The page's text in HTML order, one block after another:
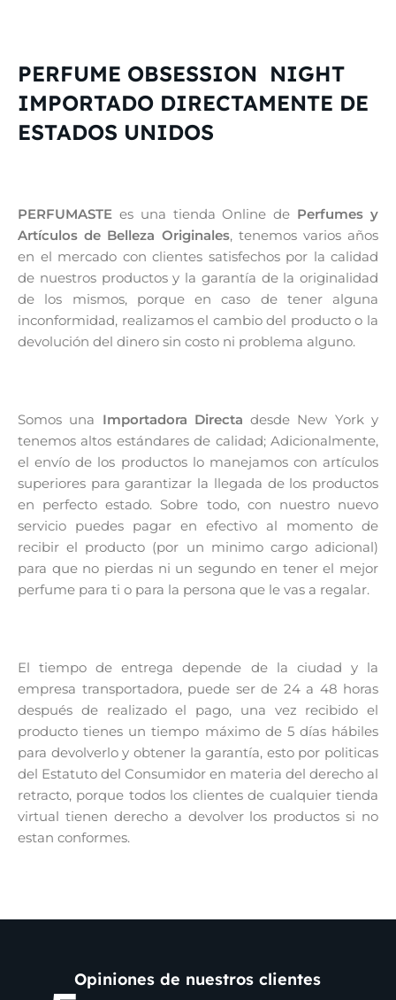
PERFUME OBSESSION NIGHT
IMPORTADO DIRECTAMENTE DE
ESTADOS UNIDOS
PERFUMASTE es una tienda Online de Perfumes y
Artículos de Belleza Originales, tenemos varios años
en el mercado con clientes satisfechos por la calidad
de nuestros productos y la garantía de la originalidad
de los mismos, porque en caso de tener alguna
inconformidad, realizamos el cambio del producto o la
devolución del dinero sin costo ni problema alguno.
Somos una Importadora Directa desde New York y
tenemos altos estándares de calidad; Adicionalmente,
el envío de los productos lo manejamos con artículos
superiores para garantizar la llegada de los productos
en perfecto estado. Sobre todo, con nuestro nuevo
servicio puedes pagar en efectivo al momento de
recibir el producto (por un minimo cargo adicional)
para que no pierdas ni un segundo en tener el mejor
perfume para ti o para la persona que le vas a regalar.
El tiempo de entrega depende de la ciudad y la
empresa transportadora, puede ser de 24 a 48 horas
después de realizado el pago, una vez recibido el
producto tienes un tiempo máximo de 5 días hábiles
para devolverlo y obtener la garantía, esto por politicas
del Estatuto del Consumidor en materia del derecho al
retracto, porque todos los clientes de cualquier tienda
virtual tienen derecho a devolver los productos si no
estan conformes.
Opiniones de nuestros clientes